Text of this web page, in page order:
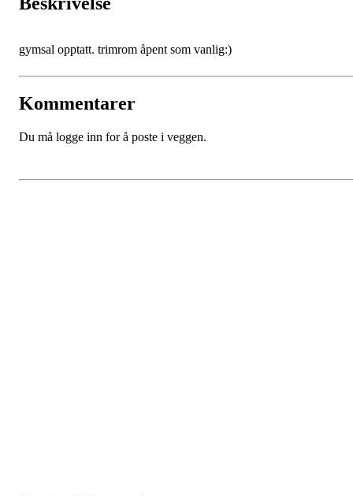
gymsal opptatt. trimrom åpent som vanlig:)
Kommentarer
Du må logge inn for å poste i veggen.